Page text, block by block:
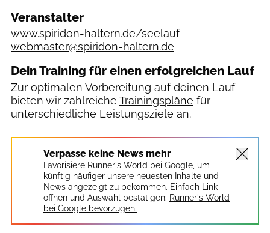
Veranstalter
www.spiridon-haltern.de/seelauf
webmaster@spiridon-haltern.de
Dein Training für einen erfolgreichen Lauf
Zur optimalen Vorbereitung auf deinen Lauf
bieten wir zahlreiche Trainingspläne für
unterschiedliche Leistungsziele an.
Verpasse keine News mehr
Favorisiere Runner's World bei Google, um
künftig häufiger unsere neuesten Inhalte und
News angezeigt zu bekommen. Einfach Link
öffnen und Auswahl bestätigen: Runner's World
bei Google bevorzugen.